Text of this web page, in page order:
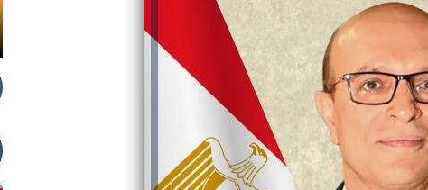
الدواء المصرية يشن حملة رقابية مكبرة
لضبط المنشآت الطبية المخالفة
والحنجرة ينجح في استئصال ورم خبيث
من...